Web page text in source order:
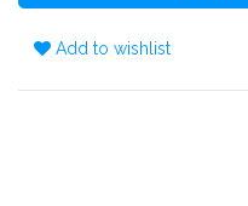
Add to wishlist